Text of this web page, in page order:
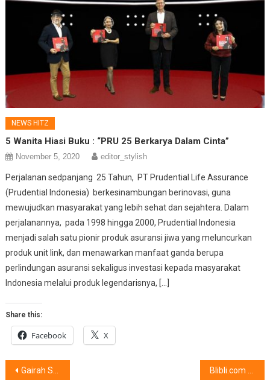
NEWS HITZ
5 Wanita Hiasi Buku : “PRU 25 Berkarya Dalam Cinta”
November 5, 2020 editor_stylish
Perjalanan sedpanjang 25 Tahun, PT Prudential Life Assurance
(Prudential Indonesia) berkesinambungan berinovasi, guna
mewujudkan masyarakat yang lebih sehat dan sejahtera. Dalam
perjalanannya, pada 1998 hingga 2000, Prudential Indonesia
menjadi salah satu pionir produk asuransi jiwa yang meluncurkan
produk unit link, dan menawarkan manfaat ganda berupa
perlindungan asuransi sekaligus investasi kepada masyarakat
Indonesia melalui produk legendarisnya, […]
Share this:
Facebook X
Post
Gairah Suara Piano Digital Blibli.com Hadir Di Festival Looks